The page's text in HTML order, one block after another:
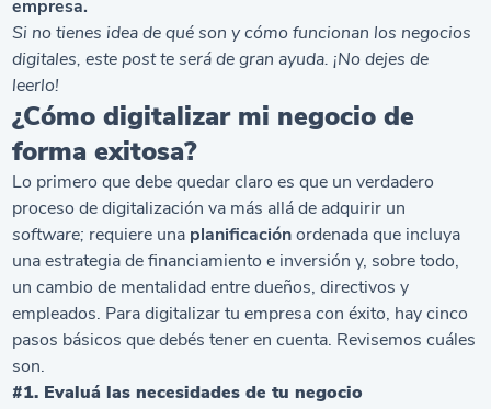
empresa.
Si no tienes idea de qué son ycómo funcionan los negocios
digitales, este post te será de gran ayuda. ¡No dejes de
leerlo!
¿Cómo digitalizar mi negocio de
forma exitosa?
Lo primero que debe quedar claro es que un verdadero
proceso de digitalización va más allá de adquirir un
software; requiere una planificaciónordenada que incluya
una estrategia de financiamiento e inversión y, sobre todo,
un cambio de mentalidad entre dueños, directivos y
empleados. Para digitalizar tu empresa con éxito, hay cinco
pasos básicos que debés tener en cuenta. Revisemos cuáles
son.
#1. Evaluá las necesidades de tu negocio